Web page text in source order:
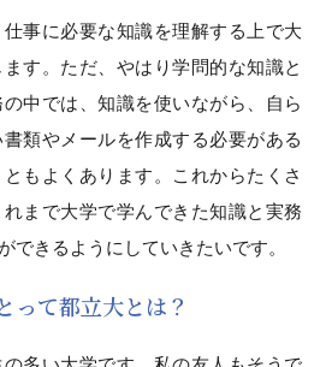
事に必要な知識を理解する上で大
す。ただ、やはり学問的な知識と
中では、知識を使いながら、自ら
類やメールを作成する必要がある
もよくあります。これからたくさ
まで大学で学んできた知識と実務
できるようにしていきたいです。
って都立大とは？